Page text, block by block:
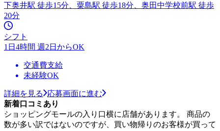
下奥井駅 徒歩15分、粟島駅 徒歩18分、奥田中学校前駅 徒歩
20分
シフト
1日4時間 週2日からOK
交通費支給
未経験OK
詳細を見る
応募画面に進む
新着口コミあり
ショッピングモールの入り口横に店舗があります。 商品の
数が多い訳ではないのですが、買い物帰りのお客様が買って